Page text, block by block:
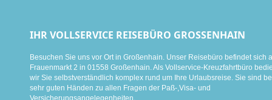
IHR VOLLSERVICE REISEBÜRO GROSSENHAIN
Besuchen Sie uns vor Ort in Großenhain. Unser Reisebüro befindet sich
Frauenmarkt 2 in 01558 Großenhain. Als Vollservice-Kreuzfahrtbüro
wir Sie selbstverständlich komplex rund um Ihre Urlaubsreise. Sie sind
sehr guten Händen zu allen Fragen der Paß-,Visa- und
Versicherungsangelegenheiten.